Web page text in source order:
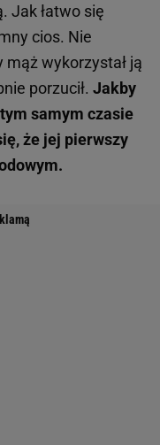
Jak łatwo się
cios. Nie
mąż wykorzystał ją
porzucił. Jakby
samym czasie
że jej pierwszy